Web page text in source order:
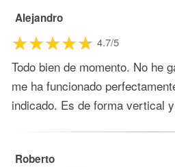
Alejandro
4.7/5
Todo bien de momento. No he
me ha funcionado
indicado. Es de forma vertical
Roberto